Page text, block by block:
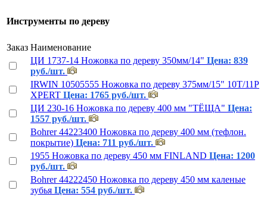
Инструменты по дереву
Заказ Наименование
ЦИ 1737-14 Ножовка по дереву 350мм/14" Цена: 839
руб./шт.
IRWIN 10505555 Ножовка по дереву 375мм/15" 10Т/11Р
XPERT Цена: 1765 руб./шт.
ЦИ 230-16 Ножовка по дереву 400 мм "ТЁЩА" Цена:
1557 руб./шт.
Bohrer 44223400 Ножовка по дереву 400 мм (тефлон.
покрытие) Цена: 711 руб./шт.
1955 Ножовка по дереву 450 мм FINLAND Цена: 1200
руб./шт.
Bohrer 44222450 Ножовка по дереву 450 мм каленые
зубья Цена: 554 руб./шт.